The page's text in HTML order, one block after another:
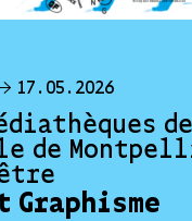
17.05.2026
de
Graphisme